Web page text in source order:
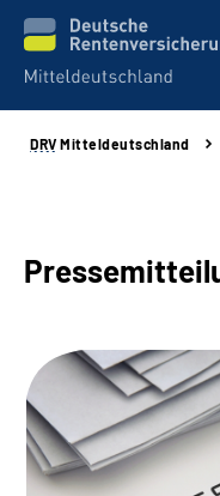
Aktuelles
Karriere
Presse
Über uns
DRV Mitteldeutschland